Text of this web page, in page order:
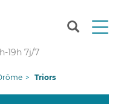
T
n
19h 7j/7
Triors